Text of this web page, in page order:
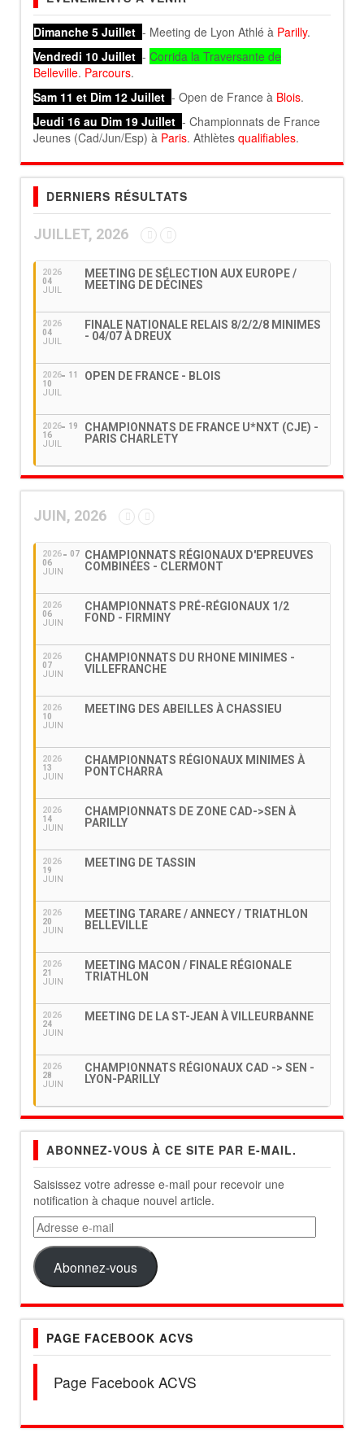
Dimanche 5 Juillet - Meeting de Lyon Athlé à Parilly.
Vendredi 10 Juillet - Corrida la Traversante de
Belleville. Parcours.
Sam 11 et Dim 12 Juillet - Open de France à Blois.
Jeudi 16 au Dim 19 Juillet - Championnats de France
Jeunes (Cad/Jun/Esp) à Paris. Athlètes qualifiables.
DERNIERS RÉSULTATS
JUILLET, 2026
2026
04
JUIL
MEETING DE SÉLECTION AUX EUROPE /
MEETING DE DÉCINES
2026
04
JUIL
FINALE NATIONALE RELAIS 8/2/2/8 MINIMES
- 04/07 À DREUX
2026
10
JUIL
11 OPEN DE FRANCE - BLOIS
2026
16
JUIL
19
CHAMPIONNATS DE FRANCE U*NXT (CJE) -
PARIS CHARLETY
JUIN, 2026
2026
06
JUIN
07
CHAMPIONNATS RÉGIONAUX D'EPREUVES
COMBINÉES - CLERMONT
2026
06
JUIN
CHAMPIONNATS PRÉ-RÉGIONAUX 1/2
FOND - FIRMINY
2026
07
JUIN
CHAMPIONNATS DU RHONE MINIMES -
VILLEFRANCHE
2026
10
JUIN
MEETING DES ABEILLES À CHASSIEU
2026
13
JUIN
CHAMPIONNATS RÉGIONAUX MINIMES À
PONTCHARRA
2026
14
JUIN
CHAMPIONNATS DE ZONE CAD->SEN À
PARILLY
2026
19
JUIN
MEETING DE TASSIN
2026
20
JUIN
MEETING TARARE / ANNECY / TRIATHLON
BELLEVILLE
2026
21
JUIN
MEETING MACON / FINALE RÉGIONALE
TRIATHLON
2026
24
JUIN
MEETING DE LA ST-JEAN À VILLEURBANNE
2026
28
JUIN
CHAMPIONNATS RÉGIONAUX CAD -> SEN -
LYON-PARILLY
ABONNEZ-VOUS À CE SITE PAR E-MAIL.
Saisissez votre adresse e-mail pour recevoir une
notification à chaque nouvel article.
Adresse
e-
mail
Abonnez-vous
PAGE FACEBOOK ACVS
Page Facebook ACVS